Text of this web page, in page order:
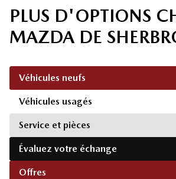
PLUS D'OPTIONS
MAZDA DE
Véhicules neufs
Véhicules usagés
Service et pièces
Évaluez votre échange
Offres